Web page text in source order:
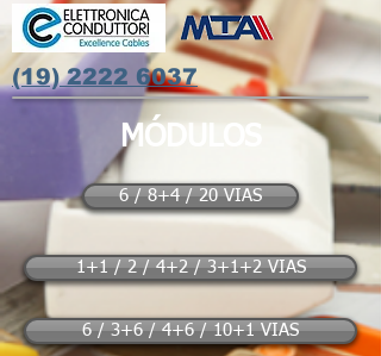
(19) 2222 6037
MÓDULOS
6 / 8+4 / 20 VIAS
1+1 / 2 / 4+2 / 3+1+2 VIAS
6 / 3+6 / 4+6 / 10+1 VIAS